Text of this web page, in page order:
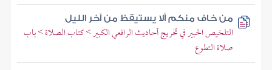
من خاف منكم ألا يستيقظ من آخر الليل
التلخيص الحبير في تخريج أحاديث الرافعي الكبير > كتاب الصلاة > باب
صلاة التطوع